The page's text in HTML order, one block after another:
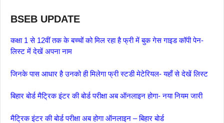
BSEB UPDATE
कक्षा 1 से 12वीं तक के बच्चों को मिल रहा है फ्री में बुक गेस गाइड कॉपी पेन-
लिस्ट में देखें अपना नाम
जिनके पास आधार है उनको ही मिलेगा फ्री स्टडी मेटेरियल- यहाँ से देखें लिस्ट
बिहार बोर्ड मैट्रिक इंटर की बोर्ड परीक्षा अब ऑनलाइन होगा- नया नियम जारी
मैट्रिक इंटर की बोर्ड परीक्षा अब होगा ऑनलाइन – बिहार बोर्ड